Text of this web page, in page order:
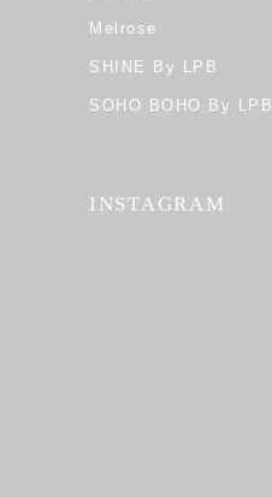
Melrose
SHINE By LPB
SOHO BOHO By LPB
INSTAGRAM